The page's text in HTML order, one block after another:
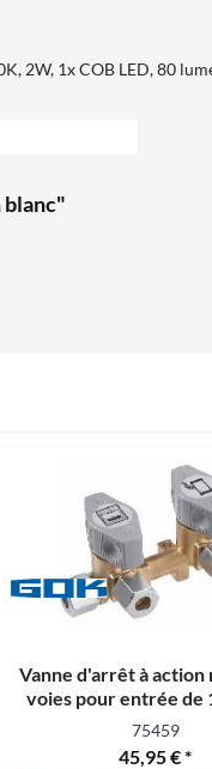
2W, 1x COB LED, 80
blanc"
Vanne d'arrêt à action
voies pour entrée de
sorties de 8 mm
75459
45,95 € *